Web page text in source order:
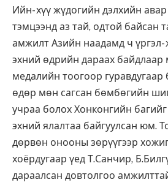
Ийн- хүү жүдогийн дэлхийн
тэмцээнд аз тай, одтой байсан
амжилт Азийн наадамд ч үргэл-
эхний өдрийн дараах байдлаар
медалийн тоогоор гуравдугаар
өдөр мөн сагсан бөмбөгийн
учраа болох Хонконгийн
эхний ялалтаа байгуулсан юм.
дөрвөн онооны зөрүүгээр
хоёрдугаар үед Т.Санчир,
дараалсан довтолгоо